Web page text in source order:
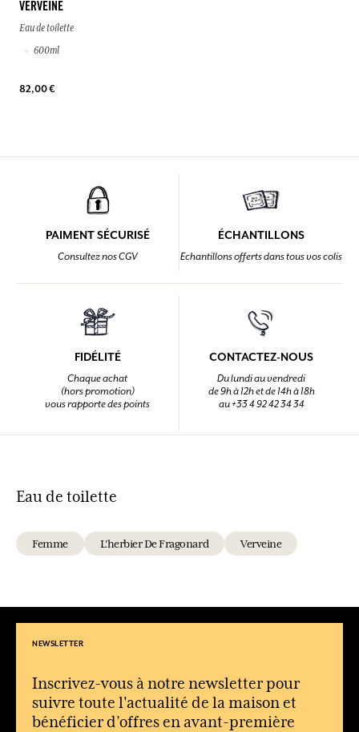
VERVEINE
Eau de toilette
600ml
82,00 €
PAIMENT SÉCURISÉ
Consultez nos CGV
ÉCHANTILLONS
Echantillons offerts dans tous vos colis
FIDÉLITÉ
Chaque achat
(hors promotion)
vous rapporte des points
CONTACTEZ-NOUS
Du lundi au vendredi
de 9h à 12h et de 14h à 18h
au +33 4 92 42 34 34
Eau de toilette
Femme L'herbier De Fragonard Verveine
NEWSLETTER
Inscrivez-vous à notre newsletter pour
suivre toute l'actualité de la maison et
bénéficier d’offres en avant-première